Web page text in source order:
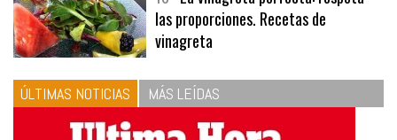
10La vinagreta perfecta: respeta
las proporciones. Recetas de
vinagreta
ÚLTIMAS NOTICIAS MÁS LEÍDAS